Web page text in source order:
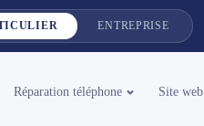
ENTREPRISE
Réparation téléphone Site web